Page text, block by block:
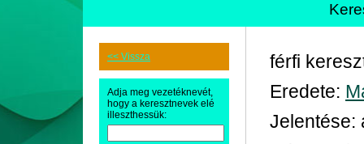
<< Vissza
Adja meg vezetéknevét,
hogy a keresztnevek elé
illeszthessük:
férfi
Eredete:
Jelentése: